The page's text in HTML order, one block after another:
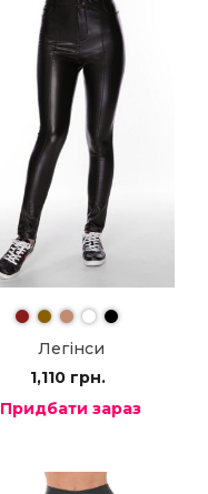
Легінси
1,110 грн.
Придбати зараз